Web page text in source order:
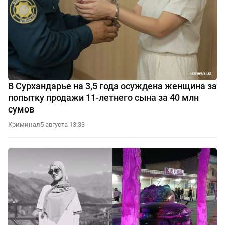
В Сурхандарье на 3,5 года осуждена женщина за
попытку продажи 11-летнего сына за 40 млн
сумов
Криминал5 августа 13:33